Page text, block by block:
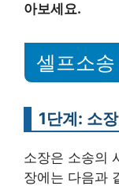
아보세요.
셀프소
1단계: 소
소장은 소송의
장에는 다음과